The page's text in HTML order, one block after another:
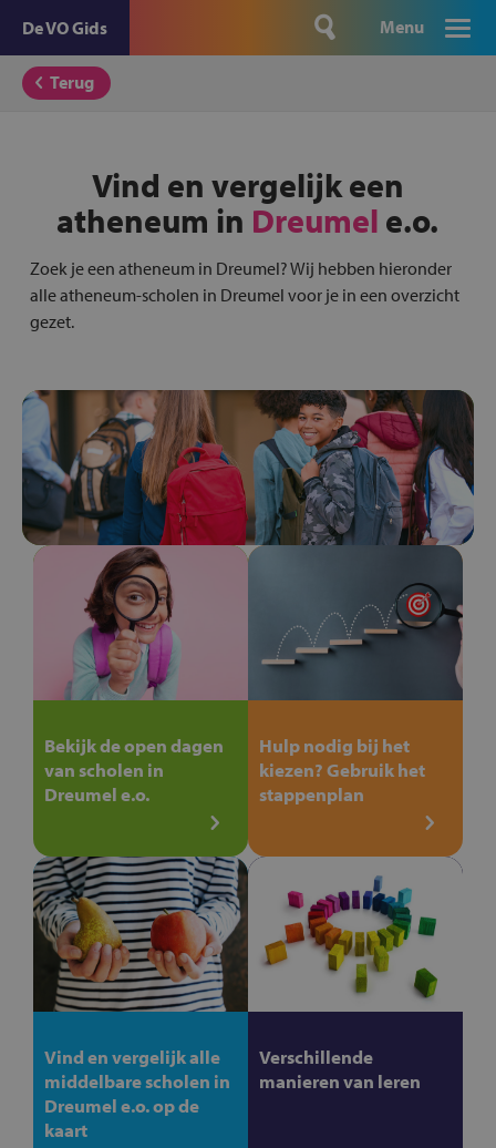
De VO Gids Menu
Terug
Vind en vergelijk een
atheneum in Dreumel e.o.
Zoek je een atheneum in Dreumel? Wij hebben hieronder
alle atheneum-scholen in Dreumel voor je in een overzicht
gezet.
Bekijk de open dagen
van scholen in
Dreumel e.o.
Hulp nodig bij het
kiezen? Gebruik het
stappenplan
Vind en vergelijk alle
middelbare scholen in
Dreumel e.o. op de
kaart
Verschillende
manieren van leren